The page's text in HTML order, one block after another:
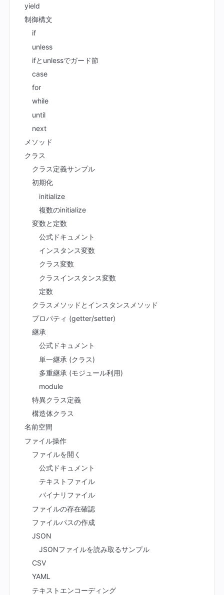
yield
制御構文
if
unless
ifとunlessでガード節
case
for
while
until
next
メソッド
クラス
クラス定義サンプル
初期化
initialize
複数のinitialize
変数と定数
公式ドキュメント
インスタンス変数
クラス変数
クラスインスタンス変数
定数
クラスメソッドとインスタンスメソッド
プロパティ (getter/setter)
継承
公式ドキュメント
単一継承 (クラス)
多重継承 (モジュール利用)
module
特異クラス定義
構造体クラス
名前空間
ファイル操作
ファイルを開く
公式ドキュメント
テキストファイル
バイナリファイル
ファイルの存在確認
ファイルパスの作成
JSON
JSONファイルを読み取るサンプル
CSV
YAML
テキストエンコーディング